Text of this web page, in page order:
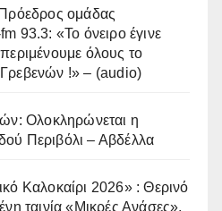
ομάδας
93.3: «Το όνειρο έγινε
όλους το
!» – (audio)
Ολοκληρώνεται η
Περιβόλι – Αβδέλλα
Καλοκαίρι 2026» : Θερινό
ταινία «Μικρές Ανάσες».